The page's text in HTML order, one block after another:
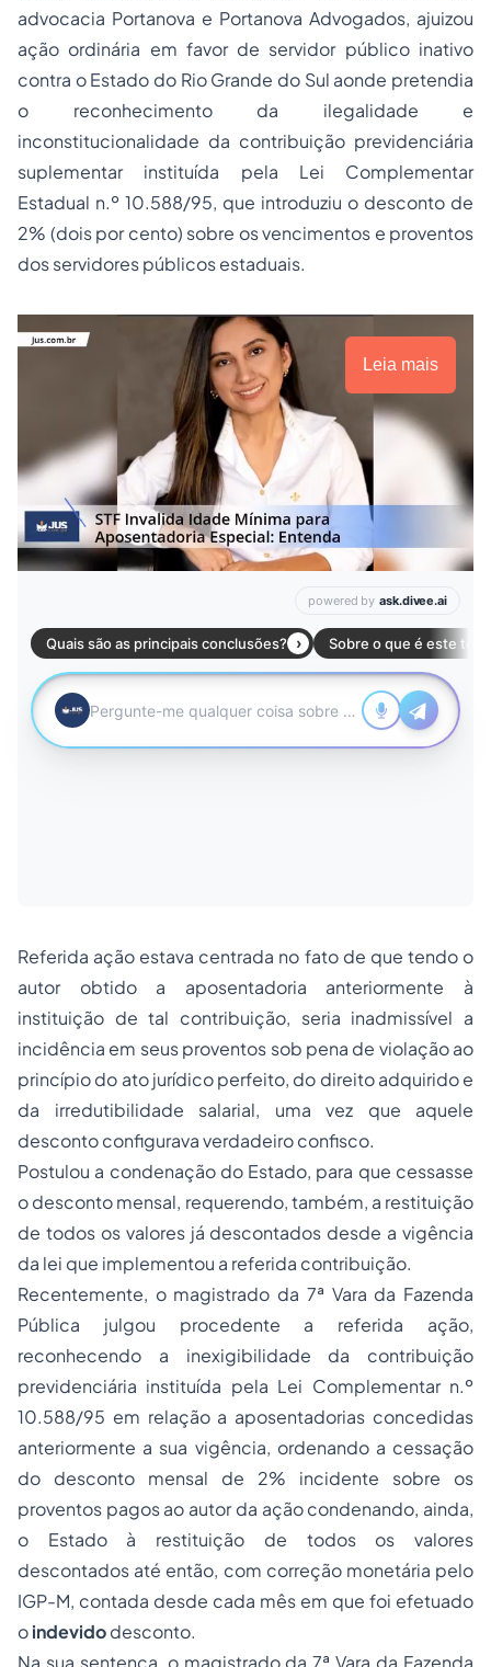
advocacia Portanova e Portanova Advogados, ajuizou
ação ordinária em favor de servidor público inativo
contra o Estado do Rio Grande do Sul aonde pretendia
o reconhecimento da ilegalidade e
inconstitucionalidade da contribuição previdenciária
suplementar instituída pela Lei Complementar
Estadual n.º 10.588/95, que introduziu o desconto de
2% (dois por cento) sobre os vencimentos e proventos
dos servidores públicos estaduais.
Leia mais
Referida ação estava centrada no fato de que tendo o
autor obtido a aposentadoria anteriormente à
instituição de tal contribuição, seria inadmissível a
incidência em seus proventos sob pena de violação ao
princípio do ato jurídico perfeito, do direito adquirido e
da irredutibilidade salarial, uma vez que aquele
desconto configurava verdadeiro confisco.
Postulou a condenação do Estado, para que cessasse
o desconto mensal, requerendo, também, a restituição
de todos os valores já descontados desde a vigência
da lei que implementou a referida contribuição.
Recentemente, o magistrado da 7ª Vara da Fazenda
Pública julgou procedente a referida ação,
reconhecendo a inexigibilidade da contribuição
previdenciária instituída pela Lei Complementar n.º
10.588/95 em relação a aposentadorias concedidas
anteriormente a sua vigência, ordenando a cessação
do desconto mensal de 2% incidente sobre os
proventos pagos ao autor da ação condenando, ainda,
o Estado à restituição de todos os valores
descontados até então, com correção monetária pelo
IGP-M, contada desde cada mês em que foi efetuado
oindevidodesconto.
Na sua sentença, o magistrado da 7ª Vara da Fazenda